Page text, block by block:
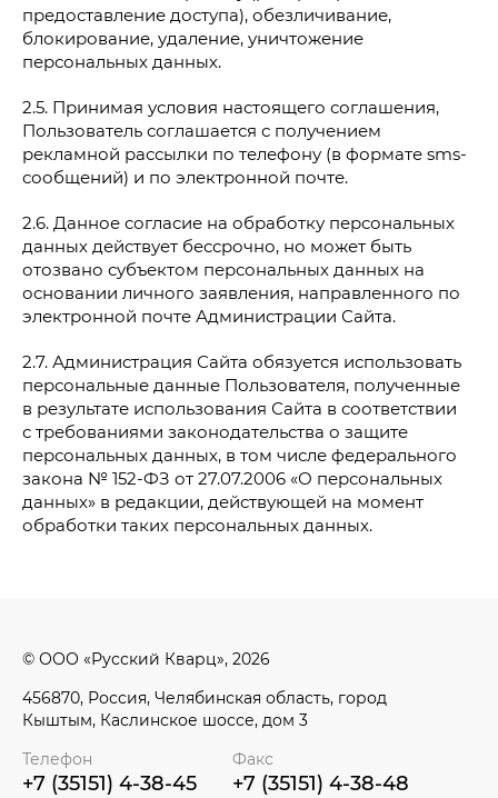
предоставление доступа), обезличивание,
блокирование, удаление, уничтожение
персональных данных.
2.5. Принимая условия настоящего соглашения,
Пользователь соглашается с получением
рекламной рассылки по телефону (в формате sms-
сообщений) и по электронной почте.
2.6. Данное согласие на обработку персональных
данных действует бессрочно, но может быть
отозвано субъектом персональных данных на
основании личного заявления, направленного по
электронной почте Администрации Сайта.
2.7. Администрация Сайта обязуется использовать
персональные данные Пользователя, полученные
в результате использования Сайта в соответствии
с требованиями законодательства о защите
персональных данных, в том числе федерального
закона № 152-ФЗ от 27.07.2006 «О персональных
данных» в редакции, действующей на момент
обработки таких персональных данных.
© ООО «Русский Кварц», 2026
456870, Россия, Челябинская область, город
Кыштым, Каслинское шоссе, дом 3
Телефон
+7 (35151) 4-38-45
Факс
+7 (35151) 4-38-48